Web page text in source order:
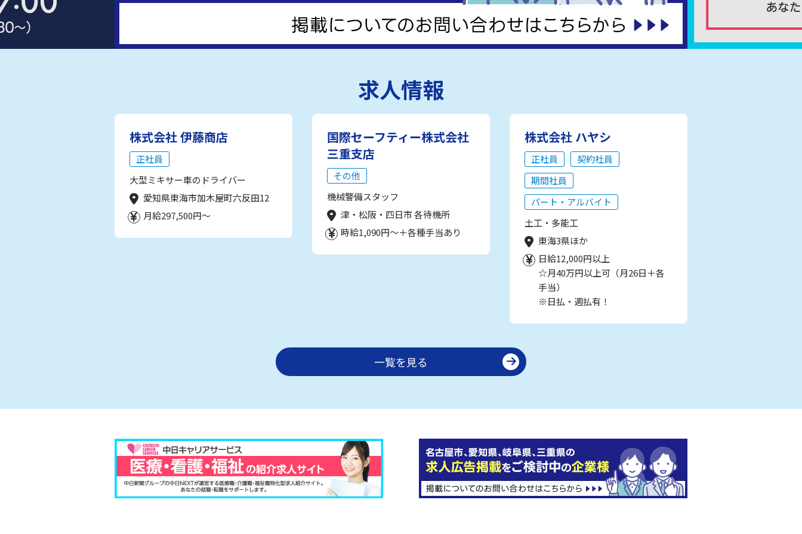
求人情報
株式会社 伊藤商店
正社員
大型ミキサー車のドライバー
愛知県東海市加木屋町六反田12
月給297,500円～
国際セーフティー株式会社
三重支店
その他
機械警備スタッフ
津・松阪・四日市 各待機所
時給1,090円～＋各種手当あり
株式会社 ハヤシ
正社員
契約社員
期間社員
パート・アルバイト
土工・多能工
東海3県ほか
日給12,000円以上
☆月40万円以上可（月26日＋各
手当）
※日払・週払有！
一覧を見る